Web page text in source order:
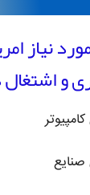
نیاز
و